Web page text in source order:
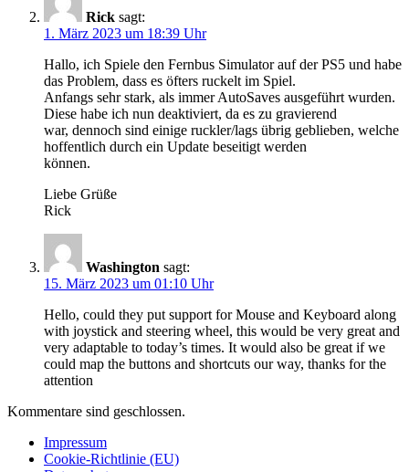
Rick sagt:
1. März 2023 um 18:39 Uhr
Hallo, ich Spiele den Fernbus Simulator auf der PS5 und habe
das Problem, dass es öfters ruckelt im Spiel.
Anfangs sehr stark, als immer AutoSaves ausgeführt wurden.
Diese habe ich nun deaktiviert, da es zu gravierend
war, dennoch sind einige ruckler/lags übrig geblieben, welche
hoffentlich durch ein Update beseitigt werden
können.
Liebe Grüße
Rick
Washington sagt:
15. März 2023 um 01:10 Uhr
Hello, could they put support for Mouse and Keyboard along
with joystick and steering wheel, this would be very great and
very adaptable to today’s times. It would also be great if we
could map the buttons and shortcuts our way, thanks for the
attention
Kommentare sind geschlossen.
Impressum
Cookie-Richtlinie (EU)